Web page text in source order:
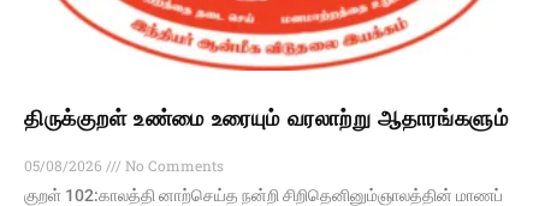
திருக்குறள் உண்மை உரையும் வரலாற்று ஆதாரங்களும்
05/08/2026
No Comments
குறள் 102:காலத்தி னாற்செய்த நன்றி சிறிதெனினும்ஞாலத்தின் மாணப்